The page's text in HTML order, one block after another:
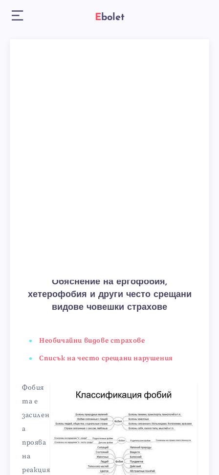
Ebolet
Обяснение на ергофобия,
хетерофобия и други често срещани
видове човешки страхове
Необичайни видове страхове
Списък на често срещани нарушения
Фобия
та е
засилен
а
проява
на
реакция